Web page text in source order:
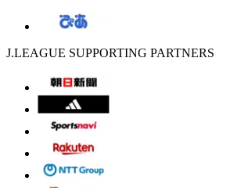
J.LEAGUE SUPPORTING PARTNERS